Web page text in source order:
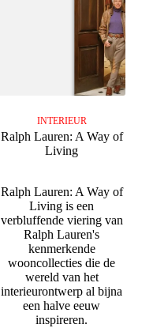
INTERIEUR
Ralph Lauren: A Way of
Living
Ralph Lauren: A Way of
Living is een
verbluffende viering van
Ralph Lauren's
kenmerkende
wooncollecties die de
wereld van het
interieurontwerp al bijna
een halve eeuw
inspireren.